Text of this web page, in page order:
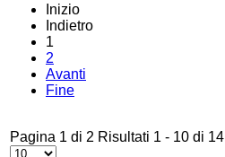
Inizio
Indietro
1
2
Avanti
Fine
Pagina 1 di 2 Risultati 1 - 10 di 14